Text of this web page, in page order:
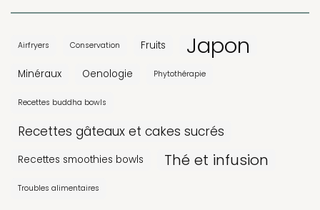
Airfryers Conservation Fruits Japon
Minéraux Oenologie Phytothérapie
Recettes buddha bowls
Recettes gâteaux et cakes sucrés
Recettes smoothies bowls Thé et infusion
Troubles alimentaires